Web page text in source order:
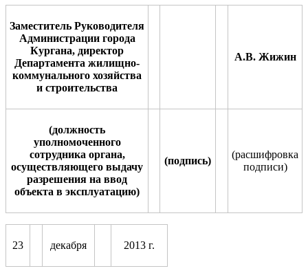
Заместитель Руководителя
Администрации города
Кургана, директор
Департамента жилищно-
коммунального хозяйства
и строительства
А.В. Жижин
(должность
уполномоченного
сотрудника органа,
осуществляющего выдачу
разрешения на ввод
объекта в эксплуатацию)
(подпись)
(расшифровка
подписи)
23 декабря 2013 г.